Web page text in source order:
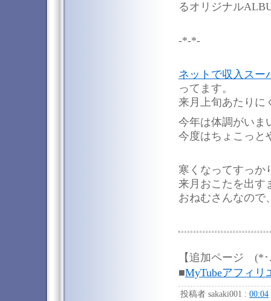
るオリジナル
-*-*-
ネットで収入スー
ってます。
来月上旬あたりに
今年は体調がいま
今度はちょこっと
寒くなってすっか
来月おこたを出す
おねむさんなので
【追加ページ (*･
■MyTubeアフィリ
投稿者 sakaki001 : 00:04